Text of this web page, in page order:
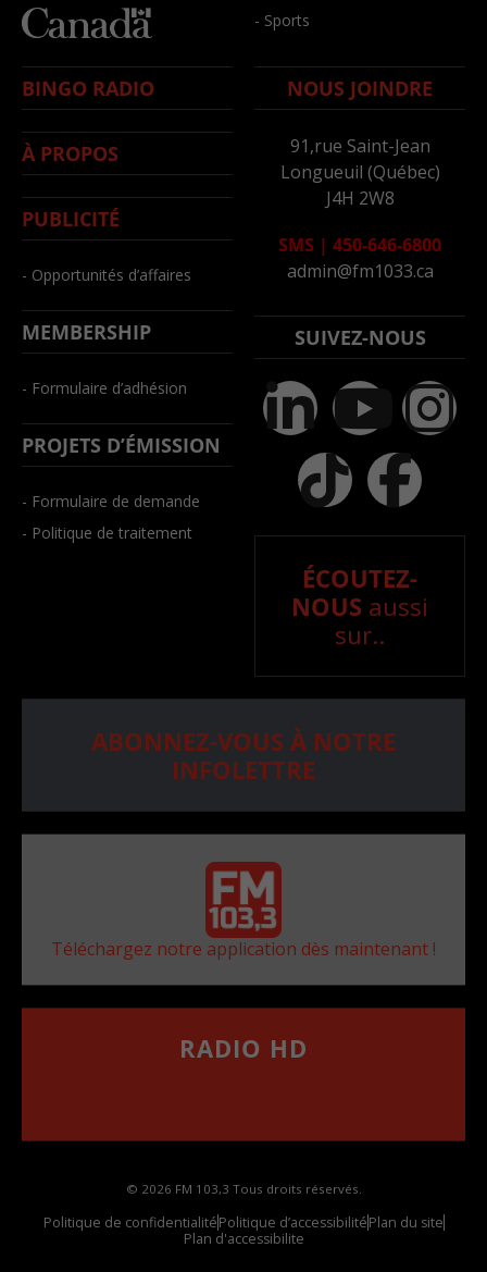
- Sports
BINGO RADIO
À PROPOS
PUBLICITÉ
- Opportunités d’affaires
MEMBERSHIP
- Formulaire d’adhésion
PROJETS D’ÉMISSION
- Formulaire de demande
- Politique de traitement
NOUS JOINDRE
91,rue Saint-Jean
Longueuil (Québec)
J4H 2W8
SMS | 450-646-6800
admin@fm1033.ca
SUIVEZ-NOUS
ÉCOUTEZ-
NOUS aussi
sur..
ABONNEZ-VOUS À NOTRE
INFOLETTRE
Téléchargez notre application dès maintenant !
RADIO HD
© 2026 FM 103,3 Tous droits réservés.
Politique de confidentialitéPolitique d’accessibilitéPlan du site
Plan d'accessibilite